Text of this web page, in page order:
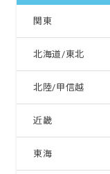
関東
北海道/東北
北陸/甲信越
近畿
東海